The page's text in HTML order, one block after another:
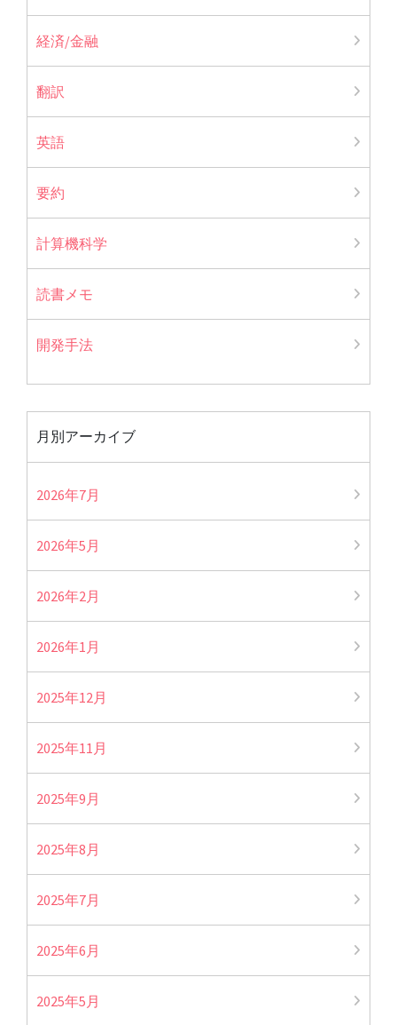
経済/金融
翻訳
英語
要約
計算機科学
読書メモ
開発手法
月別アーカイブ
2026年7月
2026年5月
2026年2月
2026年1月
2025年12月
2025年11月
2025年9月
2025年8月
2025年7月
2025年6月
2025年5月